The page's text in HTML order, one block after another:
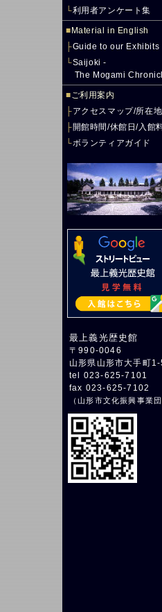
└利用者アンケート集
■ Material in English
├Guide to our Exhibits
└Saijoki -
The Mogami
■ご利用案内
├アクセスマップ/所在地
├開館時間/休館日/入館
└ボランティアガイド
最上義光歴史館
〒990-0046
山形県山形市大手町
tel 023-625-7101
fax 023-625-7102
（山形市文化振興事業団